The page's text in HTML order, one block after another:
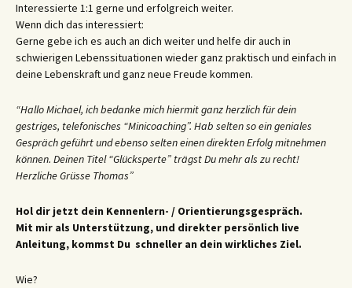
Interessierte 1:1 gerne und erfolgreich weiter.
Wenn dich das interessiert:
Gerne gebe ich es auch an dich weiter und helfe dir auch in
schwierigen Lebenssituationen wieder ganz praktisch und einfach in
deine Lebenskraft und ganz neue Freude kommen.
“Hallo Michael, ich bedanke mich hiermit ganz herzlich für dein
gestriges, telefonisches “Minicoaching”. Hab selten so ein geniales
Gespräch geführt und ebenso selten einen direkten Erfolg mitnehmen
können. Deinen Titel “Glücksperte” trägst Du mehr als zu recht!
Herzliche Grüsse Thomas”
Hol dir jetzt dein Kennenlern- / Orientierungsgespräch.
Mit mir als Unterstützung, und direkter persönlich live
Anleitung, kommst Du schneller an dein wirkliches Ziel.
Wie?